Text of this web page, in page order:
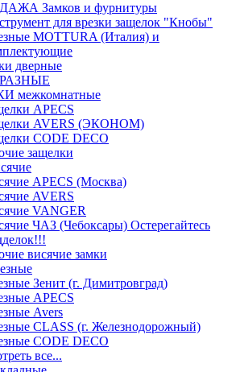
Замков и фурнитуры
для врезки защелок "Кнобы"
MOTTURA (Италия) и
дверные
межкомнатные
APECS
AVERS (ЭКОНОМ)
CODE DECO
защелки
APECS (Москва)
AVERS
VANGER
ЧАЗ (Чебоксары) Остерегайтесь
висячие замки
Зенит (г. Димитровград)
APECS
Avers
CLASS (г. Железнодорожный)
CODE DECO
все...